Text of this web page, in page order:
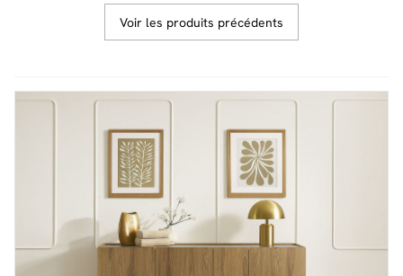
Conseil sur mesure
Mieux nous connaître
Voir les produits précédents